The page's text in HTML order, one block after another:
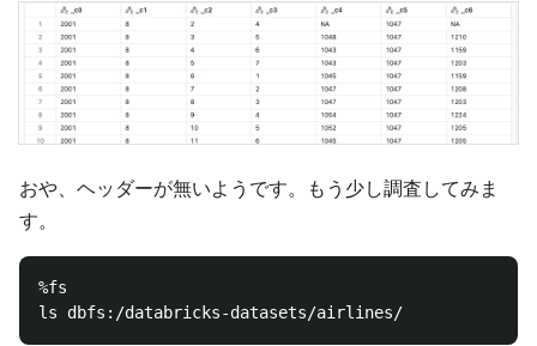
おや、ヘッダーが無いようです。もう少し調査してみま
す。
%fs